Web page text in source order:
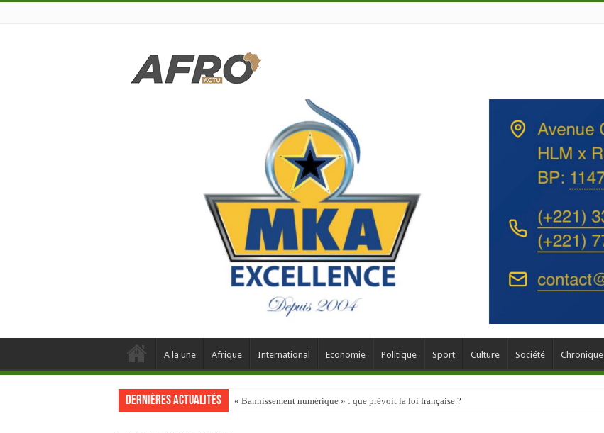
A la une Afrique International Economie Politique Sport Culture Société Chronique
Dernières actualités « Bannissement numérique » : que prévoit la loi française ?